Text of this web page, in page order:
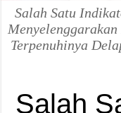
Salah Satu
Terpenuhinya
Salah